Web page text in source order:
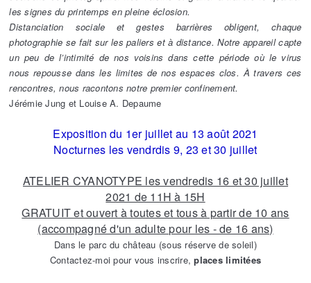
les signes du printemps en pleine éclosion.
Distanciation sociale et gestes barrières obligent, chaque
photographie se fait sur les paliers et à distance. Notre appareil capte
un peu de l’intimité de nos voisins dans cette période où le virus
nous repousse dans les limites de nos espaces clos. À travers ces
rencontres, nous racontons notre premier confinement.
Jérémie Jung et Louise A. Depaume
Exposition du 1er juillet au 13 août 2021
Nocturnes les vendrdis 9, 23 et 30 juillet
ATELIER CYANOTYPE les vendredis 16 et 30 juillet
2021 de 11H à 15H
GRATUIT et ouvert à toutes et tous à partir de 10 ans
(accompagné d'un adulte pour les - de 16 ans)
Dans le parc du château (sous réserve de soleil)
Contactez-moi pour vous inscrire,places limitées